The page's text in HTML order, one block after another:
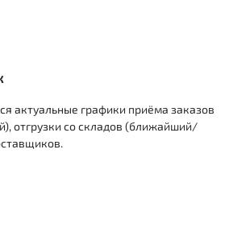
актуальные графики приёма заказов
отгрузки со складов (ближайший/